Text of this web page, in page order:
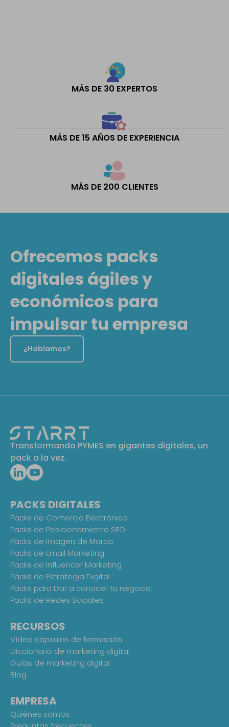
MÁS DE 30 EXPERTOS
MÁS DE 15 AÑOS DE EXPERIENCIA
MÁS DE 200 CLIENTES
Ofrecemos packs
digitales ágiles y
económicos para
impulsar tu empresa
¿Hablamos?
Transformando PYMES en gigantes digitales, un
pack a la vez.
PACKS DIGITALES
Packs de Comercio Electrónico
Packs de Posicionamiento SEO
Packs de Imagen de Marca
Packs de Email Marketing
Packs de Influencer Marketing
Packs de Estrategia Digital
Packs para Dar a conocer tu negocio
Packs de Redes Sociales
RECURSOS
Vídeo cápsulas de formación
Diccionario de marketing digital
Guías de marketing digital
Blog
EMPRESA
Quiénes somos